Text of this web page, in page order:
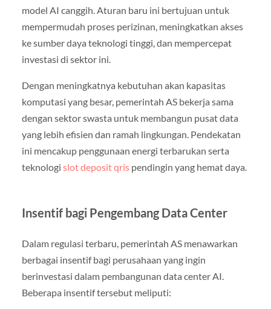
model AI canggih. Aturan baru ini bertujuan untuk
mempermudah proses perizinan, meningkatkan akses
ke sumber daya teknologi tinggi, dan mempercepat
investasi di sektor ini.
Dengan meningkatnya kebutuhan akan kapasitas
komputasi yang besar, pemerintah AS bekerja sama
dengan sektor swasta untuk membangun pusat data
yang lebih efisien dan ramah lingkungan. Pendekatan
ini mencakup penggunaan energi terbarukan serta
teknologi slot deposit qrispendingin yang hemat daya.
Insentif bagi Pengembang Data Center
Dalam regulasi terbaru, pemerintah AS menawarkan
berbagai insentif bagi perusahaan yang ingin
berinvestasi dalam pembangunan data center AI.
Beberapa insentif tersebut meliputi: